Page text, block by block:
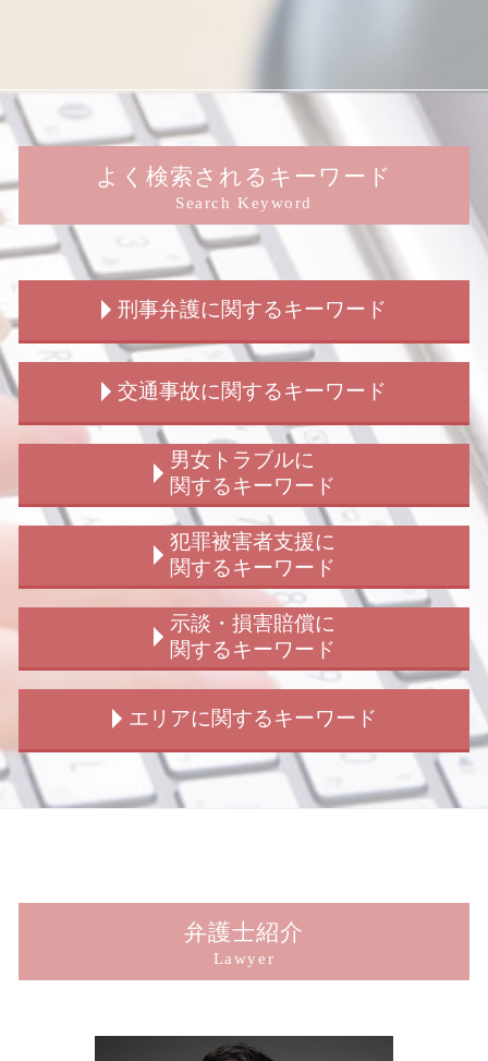
よく検索されるキーワード
Search Keyword
刑事弁護に関するキーワード
刑事事件 告訴
刑事事件 弁護士
刑事弁護 被害者
傷害罪 時効
刑事事件 加害者 弁護士
刑事事件 判決 種類
刑事弁護 異議
詐欺 受け子
刑事事件 慰謝料
恐喝罪 構成要件
刑事事件 不起訴 民事
刑事弁護 流れ
不同意性交等罪 構成要件
強盗未遂 量刑
刑事事件 示談 民事
交通事故に関するキーワード
交通事故 示談交渉 弁護士 期間
交通事故 裁判 加害者
交通事故 加害者
交通事故 請求額
交通事故 弁護士 解決 期間
交通事故 請求 流れ
交通事故 示談 請求書
交通事故 後遺障害
交通事故 請求 物損
交通事故 賠償金
交通事故 請求 相手方
交通事故 示談金 相場
交通事故 解決 示談
交通事故 問題 法律
男女トラブルに
関するキーワード
子供の認知 弁護士
隠し子 子供の認知
結婚詐欺 浮気
男女トラブル 別れ
男女トラブル
子供の認知 裁判
ストーカー被害 賠償
ストーカー被害 女性
男女トラブル 相談
ストーカー 警察 動かない
犯罪被害者支援に
関するキーワード
犯罪被害給付制度
詐欺被害 相談
犯罪被害者支援 法律
犯罪被害給付制度 遺族
犯罪被害給付制度 法律
のぞき被害 相談
盗撮被害 相談
犯罪被害給付制度 損害賠償
犯罪被害給付制度 詐欺
示談・損害賠償に
関するキーワード
示談 損害賠償請求
示談交渉 弁護士法
損害賠償 示談 弁護士
損害賠償 請求 期限
示談交渉 どのくらい
損害賠償 請求 期間
損害賠償 示談 窃盗
エリアに関するキーワード
新宿 窃盗 被害
新宿 交通事故 示談交渉
新宿 不倫トラブル
弁護士紹介
Lawyer